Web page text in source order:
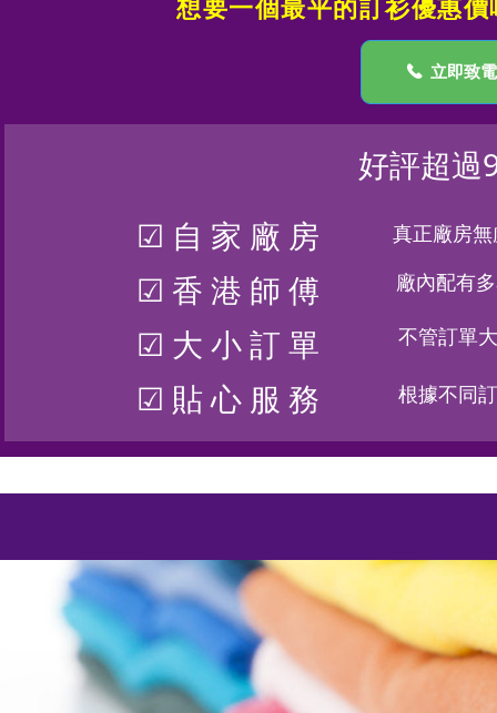
☑ 自 家 廠 房
☑ 香 港 師 傅
☑ 大 小 訂 單
☑ 貼 心 服 務
真正廠房
廠內配有
不管訂單
根據不同
好評超過
想要一個最平的訂衫優惠
끅 立即致電